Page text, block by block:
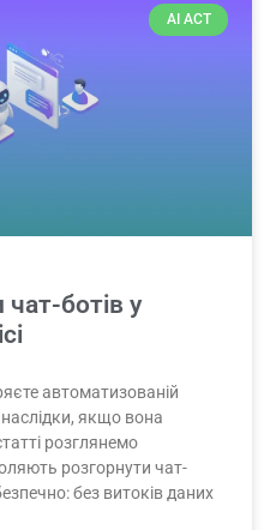
AI ACT
ботів у
автоматизованій
якщо вона
розглянемо
розгорнути чат-
без витоків даних